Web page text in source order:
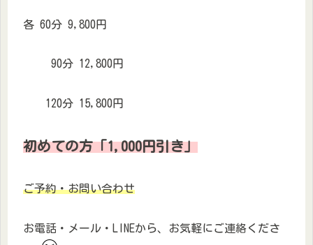
各 60分 9,800円
90分 12,800円
120分 15,800円
初めての方「1,000円引き」
ご予約・お問い合わせ
お電話・メール・LINEから、お気軽にご連絡くださ